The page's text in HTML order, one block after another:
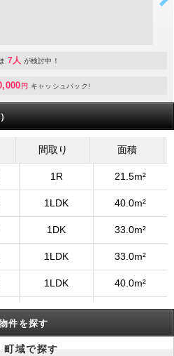
7人 が検討中！
円 キャッシュバック!
間取り 面積
1R 21.5m²
1LDK 40.0m²
1DK 33.0m²
1LDK 33.0m²
1LDK 40.0m²
1K 19.85m²
1K 19.85m²
件を探す
町域で探す